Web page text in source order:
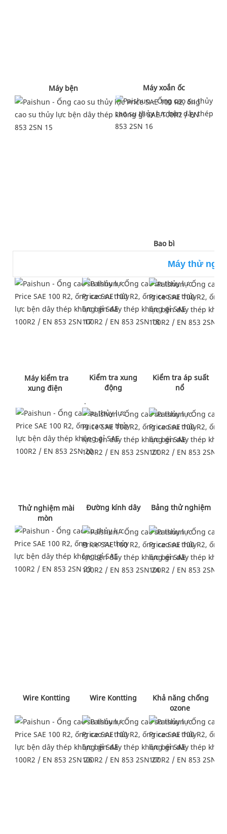
Máy bện Máy xoắn ốc
Bao bì
Máy thử
xung điện
động
.
nổ
mòn
Đường kính dây
Wire Kontting Wire Kontting
ozone